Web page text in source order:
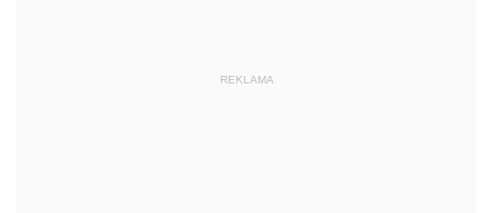
REKLAMA